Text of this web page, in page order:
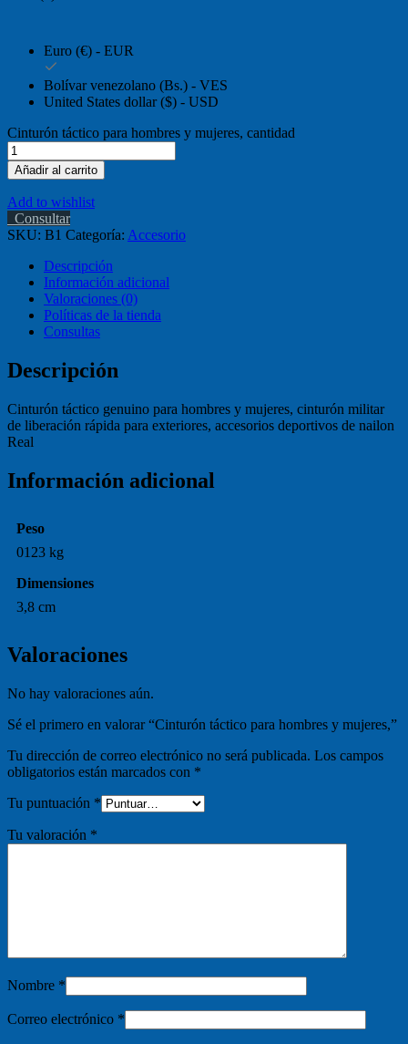
Euro (€) - EUR
Bolívar venezolano (Bs.) - VES
United States dollar ($) - USD
Cinturón táctico para hombres y mujeres, cantidad
Añadir al carrito
Add to wishlist
Consultar
SKU: B1 Categoría: Accesorio
Descripción
Información adicional
Valoraciones (0)
Políticas de la tienda
Consultas
Descripción
Cinturón táctico genuino para hombres y mujeres, cinturón militar
de liberación rápida para exteriores, accesorios deportivos de nailon
Real
Información adicional
Peso
0123 kg
Dimensiones
3,8 cm
Valoraciones
No hay valoraciones aún.
Sé el primero en valorar “Cinturón táctico para hombres y mujeres,”
Tu dirección de correo electrónico no será publicada. Los campos
obligatorios están marcados con *
Tu puntuación *
Tu valoración *
Nombre *
Correo electrónico *